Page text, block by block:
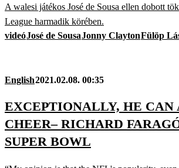
A walesi játékos José de Sousa ellen dobott
League harmadik körében.
videóJosé de SousaJonny ClaytonFülöp
English2021.02.08. 00:35
EXCEPTIONALLY, HE CAN
CHEER– RICHARD
SUPER BOWL